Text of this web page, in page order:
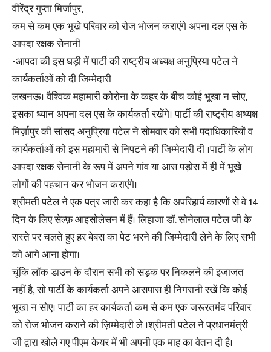
वीरेंद्र गुप्ता मिर्जापुर,
कम से कम एक भूखे परिवार को रोज भोजन कराएंगे अपना दल एस के
आपदा रक्षक सेनानी
-आपदा की इस घड़ी में पार्टी की राष्ट्रीय अध्यक्ष अनुप्रिया पटेल ने
कार्यकर्ताओं को दी जिम्मेदारी
लखनऊ। वैश्विक महामारी कोरोना के कहर के बीच कोई भूखा न सोए,
इसका ध्यान अपना दल एस के कार्यकर्ता रखेंगे। पार्टी की राष्ट्रीय अध्यक्ष
मिर्ज़ापुर की सांसद अनुप्रिया पटेल ने सोमवार को सभी पदाधिकारियों व
कार्यकर्ताओं को इस महामारी से निपटने की जिम्मेदारी दी ।पार्टी के लोग
आपदा रक्षक सेनानी के रूप में अपने गांव या आस पड़ोस में ही में भूखे
लोगों की पहचान कर भोजन कराएंगे।
श्रीमती पटेल ने एक पत्र जारी कर कहा है कि अपरिहार्य कारणों से वे 14
दिन के लिए सेल्फ़ आइसोलेसन में हैं। लिहाजा डॉ. सोनेलाल पटेल जी के
रास्ते पर चलते हुए हर बेबस का पेट भरने की जिम्मेदारी लेने के लिए सभी
को आगे आना होगा।
चूंकि लॉक डाउन के दौरान सभी को सड़क पर निकलने की इजाजत
नहीं है, सो पार्टी के कार्यकर्ता अपने आसपास ही निगरानी रखें कि कोई
भूखा न सोए। पार्टी का हर कार्यकर्ता कम से कम एक जरूरतमंद परिवार
को रोज भोजन कराने की ज़िम्मेदारी ले ।श्रीमती पटेल ने प्रधानमंत्री
जी द्वारा खोले गए पीएम केयर में भी अपनी एक माह का वेतन दी है।